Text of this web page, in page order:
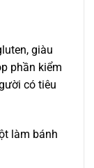
giàu
phần kiểm
có tiêu
làm bánh